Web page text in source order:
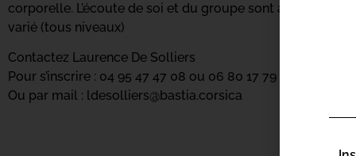
corporelle. L’écoute de soi et du groupe sont au centre
varié (tous niveaux)
Contactez Laurence De Solliers
Pour s’inscrire : 04 95 47 47 08 ou 06 80 17 79 96
Ou par mail : ldesolliers@bastia.corsica